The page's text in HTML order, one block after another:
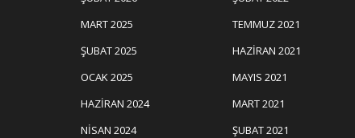
MART 2025
ŞUBAT 2025
OCAK 2025
HAZIRAN 2024
NISAN 2024
TEMMUZ 2021
HAZIRAN 2021
MAYIS 2021
MART 2021
ŞUBAT 2021